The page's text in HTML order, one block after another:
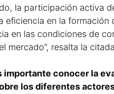
la participación activa
eficiencia en la formación
en las condiciones de
mercado”, resalta la
importante conocer la
los diferentes